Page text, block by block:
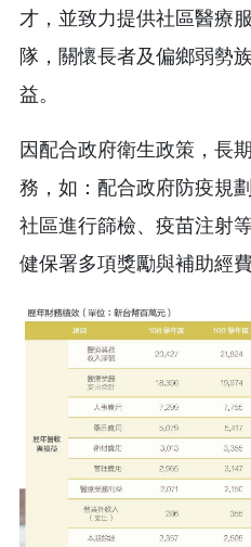
才，並致力提供社區醫療
隊，關懷長者及偏鄉弱勢
益。
因配合政府衛生政策，長
務，如：配合政府防疫規
社區進行篩檢、疫苗注射
健保署多項獎勵與補助經費